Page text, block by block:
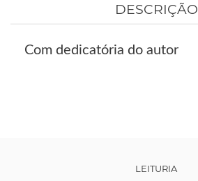
DESCRIÇÃO
Com dedicatória do autor
LEITURIA